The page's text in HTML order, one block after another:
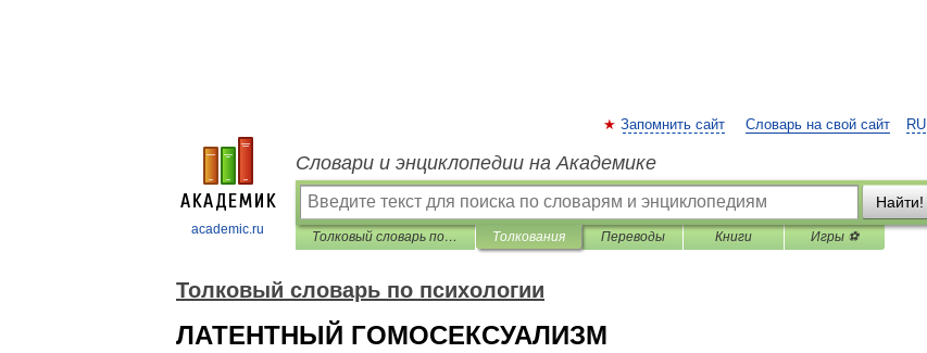
academic.ru
RU
Запомнить сайт Словарь на свой сайт
Словари и энциклопедии на Академике
Найти!
Толковый словарь по психологии Толкования Переводы Книги Игры ⚽
Толковый словарь по психологии
ЛАТЕНТНЫЙ ГОМОСЕКСУАЛИЗМ